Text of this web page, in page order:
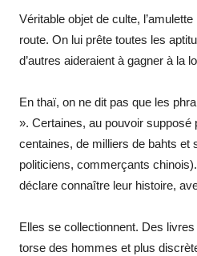
Véritable objet de culte,
route. On lui prête toutes les
d’autres aideraient à gagner à la
En thaï, on ne dit pas que les
». Certaines, au pouvoir
centaines, de milliers de bahts et
politiciens, commerçants
déclare connaître leur histoire,
Elles se collectionnent. Des
torse des hommes et plus